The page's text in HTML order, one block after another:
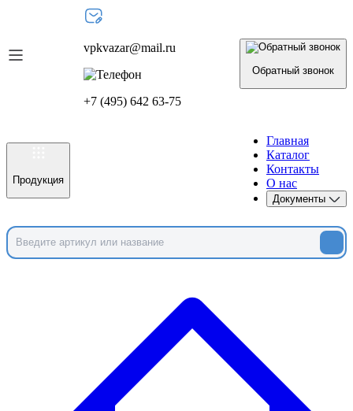
vpkvazar@mail.ru
+7 (495) 642 63-75
Обратный звонок
Продукция
Главная
Каталог
Контакты
О нас
Документы